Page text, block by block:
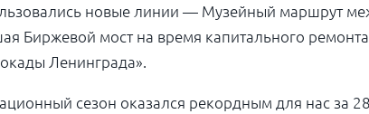
новые линии — Музейный маршрут
Биржевой мост на время капитального
Ленинграда».
сезон оказался рекордным для нас за